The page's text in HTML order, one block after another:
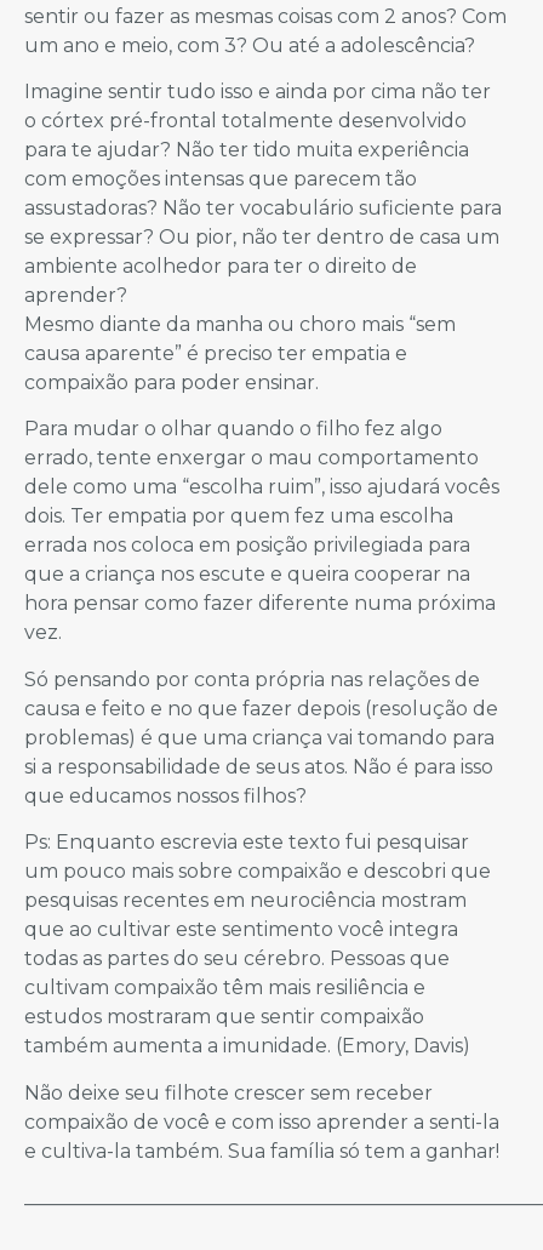
sentir ou fazer as mesmas coisas com 2 anos? Com
um ano e meio, com 3? Ou até a adolescência?
Imagine sentir tudo isso e ainda por cima não ter
o córtex pré-frontal totalmente desenvolvido
para te ajudar? Não ter tido muita experiência
com emoções intensas que parecem tão
assustadoras? Não ter vocabulário suficiente para
se expressar? Ou pior, não ter dentro de casa um
ambiente acolhedor para ter o direito de
aprender?
Mesmo diante da manha ou choro mais “sem
causa aparente” é preciso ter empatia e
compaixão para poder ensinar.
Para mudar o olhar quando o filho fez algo
errado, tente enxergar o mau comportamento
dele como uma “escolha ruim”, isso ajudará vocês
dois. Ter empatia por quem fez uma escolha
errada nos coloca em posição privilegiada para
que a criança nos escute e queira cooperar na
hora pensar como fazer diferente numa próxima
vez.
Só pensando por conta própria nas relações de
causa e feito e no que fazer depois (resolução de
problemas) é que uma criança vai tomando para
si a responsabilidade de seus atos. Não é para isso
que educamos nossos filhos?
Ps: Enquanto escrevia este texto fui pesquisar
um pouco mais sobre compaixão e descobri que
pesquisas recentes em neurociência mostram
que ao cultivar este sentimento você integra
todas as partes do seu cérebro. Pessoas que
cultivam compaixão têm mais resiliência e
estudos mostraram que sentir compaixão
também aumenta a imunidade. (Emory, Davis)
Não deixe seu filhote crescer sem receber
compaixão de você e com isso aprender a senti-la
e cultiva-la também. Sua família só tem a ganhar!